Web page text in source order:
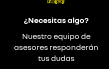
¿Necesitas algo?
Nuestro equipo de
asesores responderán
tus dudas